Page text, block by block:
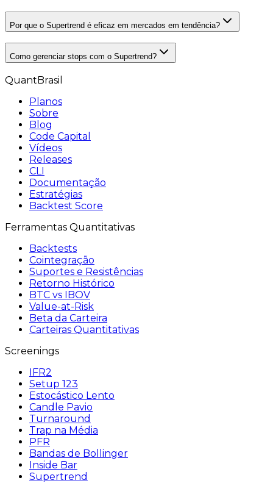
Por que o Supertrend é eficaz em mercados em tendência?
Como gerenciar stops com o Supertrend?
QuantBrasil
Planos
Sobre
Blog
Code Capital
Vídeos
Releases
CLI
Documentação
Estratégias
Backtest Score
Ferramentas Quantitativas
Backtests
Cointegração
Suportes e Resistências
Retorno Histórico
BTC vs IBOV
Value-at-Risk
Beta da Carteira
Carteiras Quantitativas
Screenings
IFR2
Setup 123
Estocástico Lento
Candle Pavio
Turnaround
Trap na Média
PFR
Bandas de Bollinger
Inside Bar
Supertrend